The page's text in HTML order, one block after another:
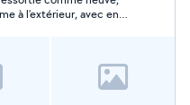
à l’extérieur, avec en
fermés !